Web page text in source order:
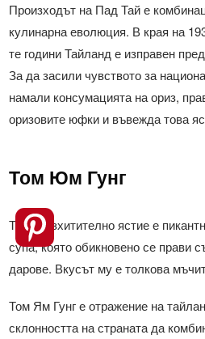
Произходът на Пад Тай е
кулинарна еволюция. В края на
те години Тайланд е изправен
За да засили чувството за
намали консумацията на ориз,
оризовите юфки и въвежда това
Том Юм Гунг
Това възхитително ястие е
супа, която обикновено се прави
дарове. Вкусът му е толкова
Том Ям Гунг е отражение на
склонността на страната да